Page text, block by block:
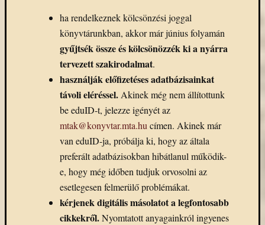
ha rendelkeznek kölcsönzési joggal
könyvtárunkban, akkor már június folyamán
gyűjtsék össze és kölcsönözzék ki a nyárra
tervezett szakirodalmat.
használják előfizetéses adatbázisainkat
távoli eléréssel. Akinek még nem állítottunk
be eduID-t, jelezze igényét az
mtak@konyvtar.mta.hu címen. Akinek már
van eduID-ja, próbálja ki, hogy az általa
preferált adatbázisokban hibátlanul működik-
e, hogy még időben tudjuk orvosolni az
esetlegesen felmerülő problémákat.
kérjenek digitális másolatot a legfontosabb
cikkekről.Nyomtatott anyagainkról ingyenes